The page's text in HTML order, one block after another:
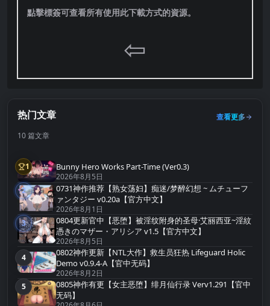
點擊標簽可查看所有使用此下載方式的資源。
⇦
热门文章
查看更多
10 篇文章
第1名
1 Bunny Hero Works Part-Time (Ver0.3)
2026年8月5日
第2名
2
0731神作推荐【熟女荡妇】痴迷/梦醉幻想 ~ ムチューフ
ァンタジー v0.20a【官方中文】
2026年8月1日
第3名
3
0804更新官中【恶堕】被淫纹附身的圣母·艾丽西亚~淫紋
憑きのマザー・アリシア v1.5【官方中文】
2026年8月5日
第4名
4
0802神作更新【NTL大作】救生员狂热 Lifeguard Holic
Demo v0.9.4-A【官中无码】
2026年8月2日
第5名
5
0805神作有更【女主恶堕】绯月仙行录 Verv1.291【官中
无码】